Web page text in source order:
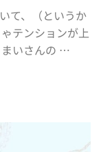
て、（というか
テンションが上
いさんの …